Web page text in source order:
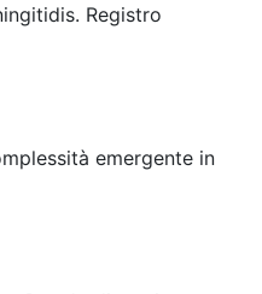
Registro
emergente in